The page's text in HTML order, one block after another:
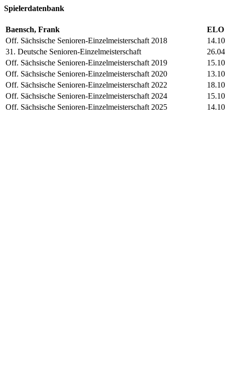
Spielerdatenbank
Baensch, Frank
Off. Sächsische Senioren-Einzelmeisterschaft 2018
31. Deutsche Senioren-Einzelmeisterschaft
Off. Sächsische Senioren-Einzelmeisterschaft 2019
Off. Sächsische Senioren-Einzelmeisterschaft 2020
Off. Sächsische Senioren-Einzelmeisterschaft 2022
Off. Sächsische Senioren-Einzelmeisterschaft 2024
Off. Sächsische Senioren-Einzelmeisterschaft 2025